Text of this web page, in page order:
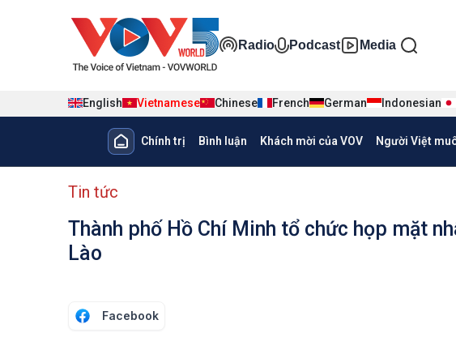
Đa phương tiện tiếng
Radio Podcast Media
English Vietnamese Chinese French German Indonesian
Main navigation
Chính trị Bình luận Khách mời của VOV Người Việt
menu phụ tiếng Việt
Tin tức
Thành phố Hồ Chí Minh tổ chức họp mặt
Lào
Facebook